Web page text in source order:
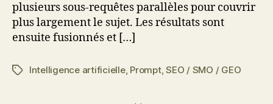
plusieurs sous‑requêtes parallèles pour couvrir
plus largement le sujet.​ Les résultats sont
ensuite fusionnés et […]
Étiquettes
Intelligence artificielle, Prompt,SEO / SMO / GEO